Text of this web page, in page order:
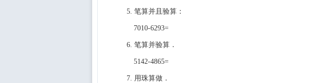
5. 笔算并且验算：
7010-6293=
6. 笔算并验算．
5142-4865=
7. 用珠算做．